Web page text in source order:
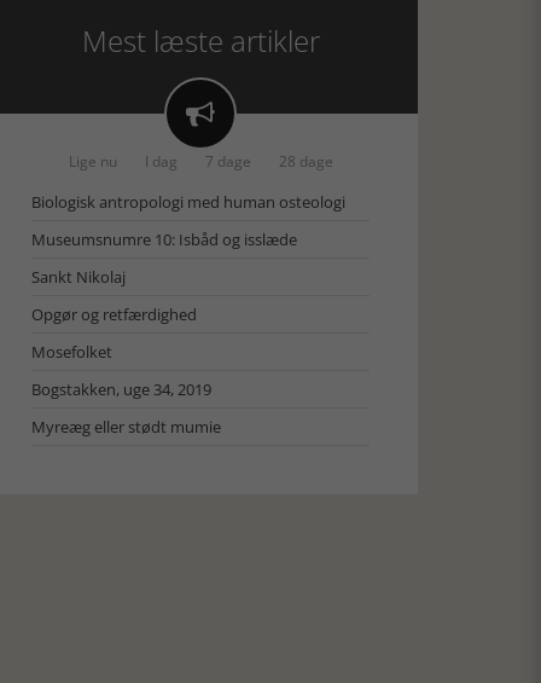
Mest læste artikler

Lige nu I dag 7 dage 28 dage
Biologisk antropologi med human osteologi
Museumsnumre 10: Isbåd og isslæde
Sankt Nikolaj
Opgør og retfærdighed
Mosefolket
Bogstakken, uge 34, 2019
Myreæg eller stødt mumie